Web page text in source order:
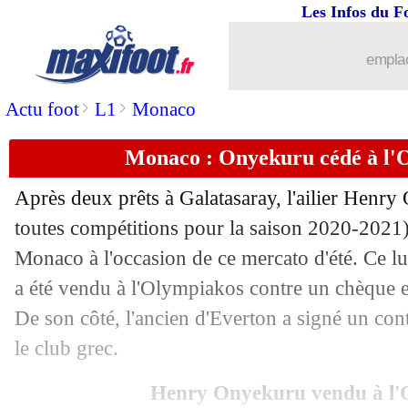
Actu foot> L1 > Monaco
Les Infos du
Monaco : Onyekuru cédé à
Après deux prêts à Galatasaray, l'ailier
toutes compétitions pour la saison 2020-
Monaco à l'occasion de ce mercato d'été. Ce
a été vendu à l'Olympiakos contre un chèque
De son côté, l'ancien d'Everton a signé un
le club grec.
Henry Onyekuru vendu à
: Ronaldo espère toujours le
02/08 Monaco: Mitchell défend son
02/08 LEC: Rennes, le tirage des barrages
02/08 Bordeaux: l'objectif donné à Petkovic
02/08 PSG : Kimpembe a du mal à encaisser
02/08 Juve: Mbappé, le souvenir de
: Benzema, ses efforts pour